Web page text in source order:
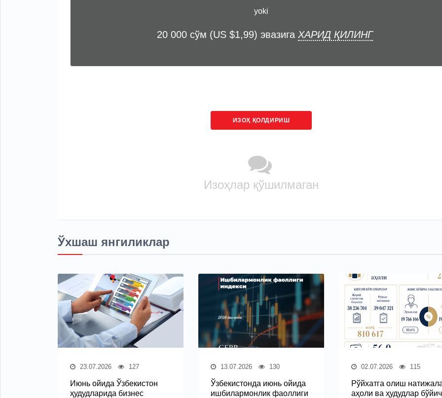
yoki
20 000 сўм (US $1,99) эвазига ХАРИД ҚИЛИНГ
ИЗОҲ ҚОЛДИРИШ
Изоҳлар қўшилмаган
Ўхшаш янгиликлар
23.07.2026 127
Июнь ойида Ўзбекистон
ҳудудларида бизнес
13.07.2026 130
Ўзбекистонда июнь ойида
ишбилармонлик фаоллиги
02.07.2026 115
Рўйхатга олиш
аҳоли ва ҳудудлар